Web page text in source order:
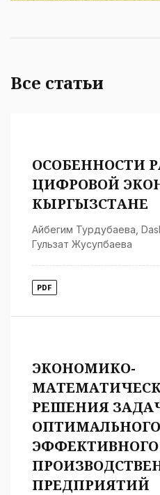
Все статьи
ОСОБЕННОСТИ
ЦИФРОВОЙ
КЫРГЫЗСТАНЕ
Айбегим Турдубаева
Гульзат Жусупбаева
PDF
ЭКОНОМИКО-
РЕШЕНИЯ
ПРЕДПРИЯТИЙ